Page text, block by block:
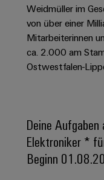
(ESS)
und
-
Sicherheit
für
moderne
Energienetze
und
Feldebene
Smart
Cabinet
Building
SPS
&
Elektronik
Service
Platform
Connectivity
Consulting
Weidmüller
Configurator
News
Messen
Newsletter
Webshop
Culture
Compliance
Weidmüller
Welt
|
Länder
Offene
Stellen
für
Für
und
Weidmüller im
von über einer
Mitarbeiterinnen
ca. 2.000 am
Ostwestfalen-
Deine
Elektroniker *
Beginn